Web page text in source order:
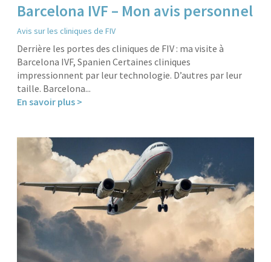
Barcelona IVF – Mon avis personnel
Avis sur les cliniques de FIV
Derrière les portes des cliniques de FIV : ma visite à
Barcelona IVF, Spanien Certaines cliniques
impressionnent par leur technologie. D’autres par leur
taille. Barcelona...
En savoir plus >